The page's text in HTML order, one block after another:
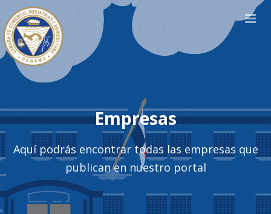
Empresas
Aquí podrás encontrar todas las empresas que
publican en nuestro portal